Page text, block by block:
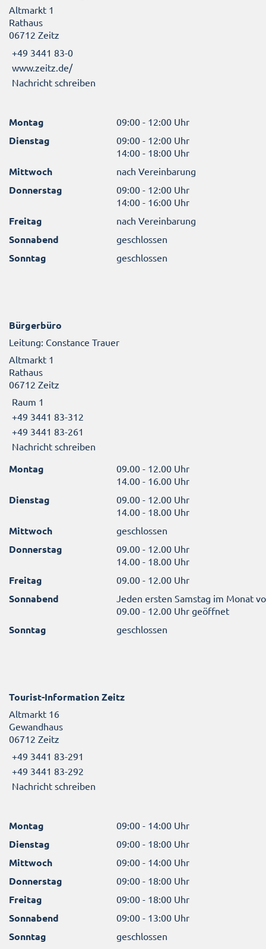
Altmarkt 1
Rathaus
06712 Zeitz
+49 3441 83-0
www.zeitz.de/
Nachricht schreiben
Montag 09:00 - 12:00 Uhr
Dienstag
09:00 - 12:00 Uhr
14:00 - 18:00 Uhr
Mittwoch nach Vereinbarung
Donnerstag
09:00 - 12:00 Uhr
14:00 - 16:00 Uhr
Freitag nach Vereinbarung
Sonnabend geschlossen
Sonntag geschlossen
Bürgerbüro
Leitung: Constance Trauer
Altmarkt 1
Rathaus
06712 Zeitz
Raum 1
+49 3441 83-312
+49 3441 83-261
Nachricht schreiben
Montag
09.00 - 12.00 Uhr
14.00 - 16.00 Uhr
Dienstag
09.00 - 12.00 Uhr
14.00 - 18.00 Uhr
Mittwoch geschlossen
Donnerstag
09.00 - 12.00 Uhr
14.00 - 18.00 Uhr
Freitag 09.00 - 12.00 Uhr
Sonnabend
Jeden ersten Samstag im Monat
09.00 - 12.00 Uhr geöffnet
Sonntag geschlossen
Tourist-Information Zeitz
Altmarkt 16
Gewandhaus
06712 Zeitz
+49 3441 83-291
+49 3441 83-292
Nachricht schreiben
Montag 09:00 - 14:00 Uhr
Dienstag 09:00 - 18:00 Uhr
Mittwoch 09:00 - 14:00 Uhr
Donnerstag 09:00 - 18:00 Uhr
Freitag 09:00 - 18:00 Uhr
Sonnabend 09:00 - 13:00 Uhr
Sonntag geschlossen